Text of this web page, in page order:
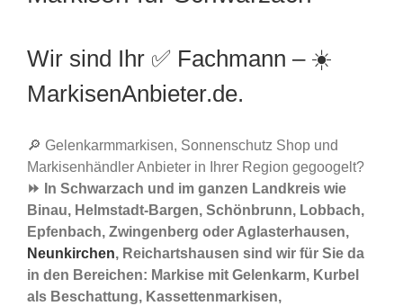
Wir sind Ihr ✅ Fachmann – ☀️
MarkisenAnbieter.de.
🔎 Gelenkarmmarkisen, Sonnenschutz Shop und
Markisenhändler Anbieter in Ihrer Region gegoogelt?
⏩ In Schwarzach und im ganzen Landkreis wie
Binau, Helmstadt-Bargen, Schönbrunn, Lobbach,
Epfenbach, Zwingenberg oder Aglasterhausen,
Neunkirchen, Reichartshausen sind wir für Sie da
in den Bereichen: Markise mit Gelenkarm, Kurbel
als Beschattung, Kassettenmarkisen,